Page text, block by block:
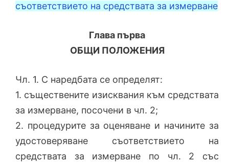
съответствието на средствата за измерване
Глава първа
ОБЩИ ПОЛОЖЕНИЯ
Чл. 1. С наредбата се определят:
1. съществените изисквания към средствата
за измерване, посочени в чл. 2;
2. процедурите за оценяване и начините за
удостоверяване съответствието на
средствата за измерване по чл. 2 със